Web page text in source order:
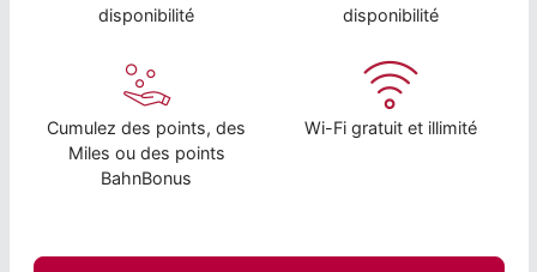
disponibilité
disponibilité
Cumulez des points, des
Miles ou des points
BahnBonus
Wi-Fi gratuit et illimité